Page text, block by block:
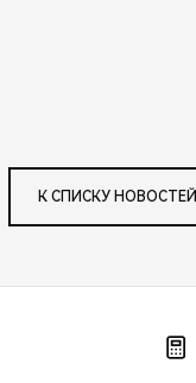
К СПИСКУ НОВОСТЕЙ